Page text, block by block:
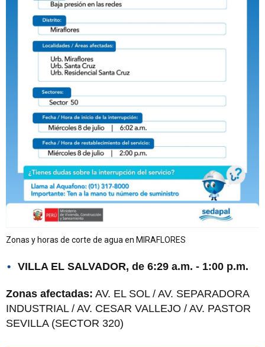
Zonas y horas de corte de agua en MIRAFLORES
VILLA EL SALVADOR, de 6:29 a.m. - 1:00 p.m.
Zonas afectadas: AV. EL SOL / AV. SEPARADORA
INDUSTRIAL / AV. CESAR VALLEJO / AV. PASTOR
SEVILLA (SECTOR 320)